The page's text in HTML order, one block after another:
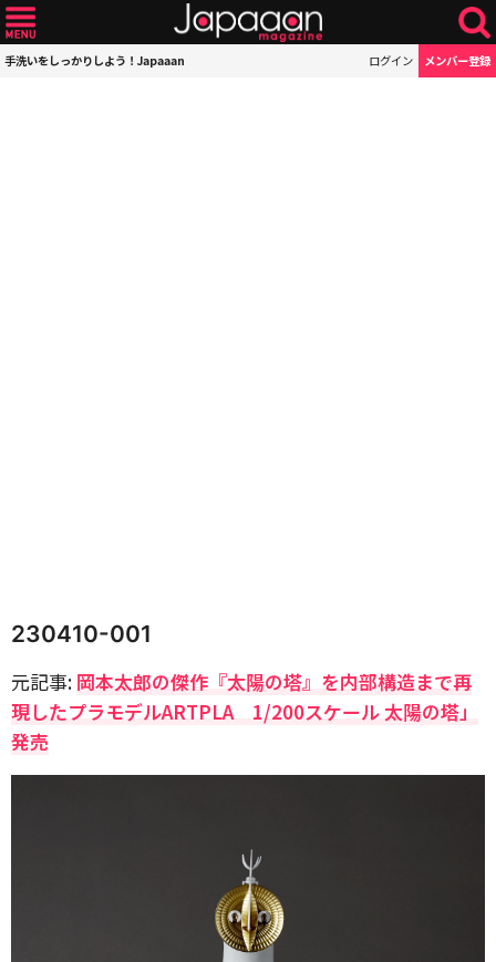
手洗いをしっかりしよう！Japaaan ログイン メンバー登録
230410-001
元記事: 岡本太郎の傑作『太陽の塔』を内部構造まで再
現したプラモデルARTPLA 1/200スケール 太陽の塔」
発売